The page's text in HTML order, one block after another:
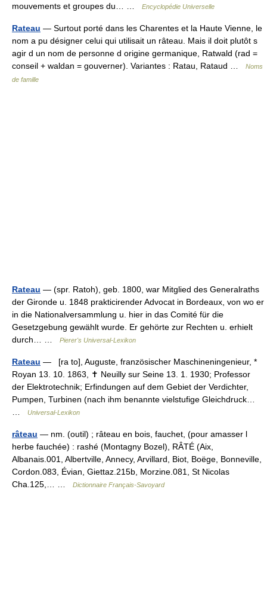
mouvements et groupes du… …
Encyclopédie Universelle
Rateau — Surtout porté dans les Charentes et la Haute Vienne, le
nom a pu désigner celui qui utilisait un râteau. Mais il doit plutôt s
agir d un nom de personne d origine germanique, Ratwald (rad =
conseil + waldan = gouverner). Variantes : Ratau, Rataud …
Noms
de famille
Rateau — (spr. Ratoh), geb. 1800, war Mitglied des Generalraths
der Gironde u. 1848 prakticirender Advocat in Bordeaux, von wo er
in die Nationalversammlung u. hier in das Comité für die
Gesetzgebung gewählt wurde. Er gehörte zur Rechten u. erhielt
durch… …
Pierer's Universal-Lexikon
Rateau — [ra to], Auguste, französischer Maschineningenieur, *
Royan 13. 10. 1863, ✝ Neuilly sur Seine 13. 1. 1930; Professor
der Elektrotechnik; Erfindungen auf dem Gebiet der Verdichter,
Pumpen, Turbinen (nach ihm benannte vielstufige Gleichdruck…
Universal-Lexikon
râteau — nm. (outil) ; râteau en bois, fauchet, (pour amasser l
herbe fauchée) : rashé (Montagny Bozel), RÂTÉ (Aix,
Albanais.001, Albertville, Annecy, Arvillard, Biot, Boëge, Bonneville,
Cordon.083, Évian, Giettaz.215b, Morzine.081, St Nicolas
Cha.125,… …
Dictionnaire Français-Savoyard